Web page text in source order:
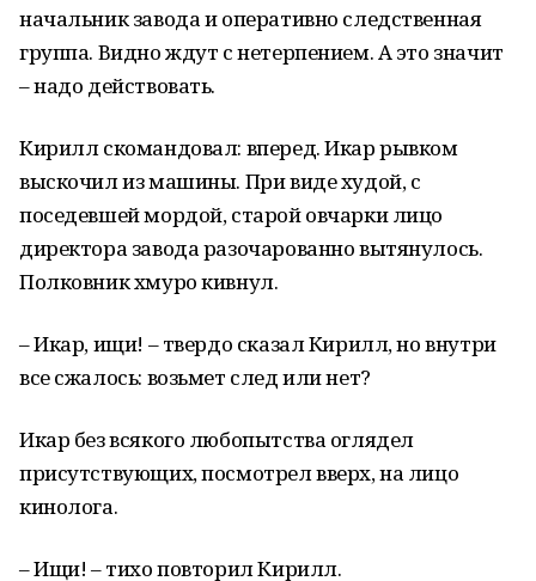
начальник завода и оперативно следственная
группа. Видно ждут с нетерпением. А это значит
– надо действовать.
Кирилл скомандовал: вперед. Икар рывком
выскочил из машины. При виде худой, с
поседевшей мордой, старой овчарки лицо
директора завода разочарованно вытянулось.
Полковник хмуро кивнул.
– Икар, ищи! – твердо сказал Кирилл, но внутри
все сжалось: возьмет след или нет?
Икар без всякого любопытства оглядел
присутствующих, посмотрел вверх, на лицо
кинолога.
– Ищи! – тихо повторил Кирилл.